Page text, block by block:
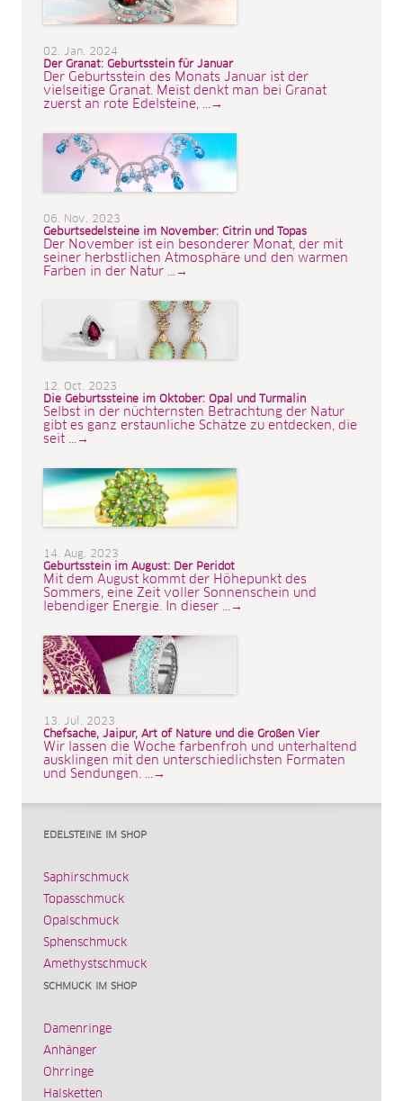
02. Jan. 2024
Der Granat: Geburtsstein für Januar
Der Geburtsstein des Monats Januar ist der
vielseitige Granat. Meist denkt man bei Granat
zuerst an rote Edelsteine, ...→
06. Nov. 2023
Geburtsedelsteine im November: Citrin und Topas
Der November ist ein besonderer Monat, der mit
seiner herbstlichen Atmosphäre und den warmen
Farben in der Natur ...→
12. Oct. 2023
Die Geburtssteine im Oktober: Opal und Turmalin
Selbst in der nüchternsten Betrachtung der Natur
gibt es ganz erstaunliche Schätze zu entdecken, die
seit ...→
14. Aug. 2023
Geburtsstein im August: Der Peridot
Mit dem August kommt der Höhepunkt des
Sommers, eine Zeit voller Sonnenschein und
lebendiger Energie. In dieser ...→
13. Jul. 2023
Chefsache, Jaipur, Art of Nature und die Großen Vier
Wir lassen die Woche farbenfroh und unterhaltend
ausklingen mit den unterschiedlichsten Formaten
und Sendungen. ...→
EDELSTEINE IM SHOP
Saphirschmuck
Topasschmuck
Opalschmuck
Sphenschmuck
Amethystschmuck
SCHMUCK IM SHOP
Damenringe
Anhänger
Ohrringe
Halsketten